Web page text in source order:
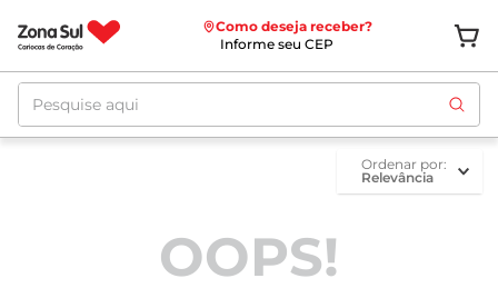
Como deseja receber?
Informe seu CEP
Pesquise aqui
ordenar por
Relevância
OOPS!